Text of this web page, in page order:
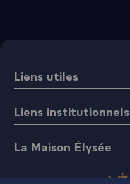
Liens utiles
Liens institutionnels
La Maison Élysée